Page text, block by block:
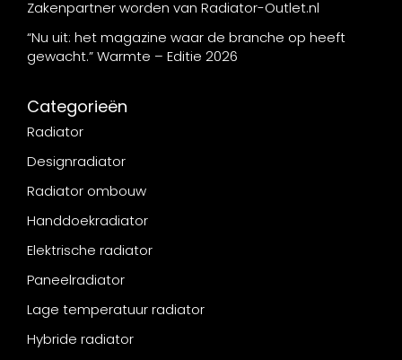
Zakenpartner worden van Radiator-Outlet.nl
“Nu uit: het magazine waar de branche op heeft
gewacht.” Warmte – Editie 2026
Categorieën
Radiator
Designradiator
Radiator ombouw
Handdoekradiator
Elektrische radiator
Paneelradiator
Lage temperatuur radiator
Hybride radiator